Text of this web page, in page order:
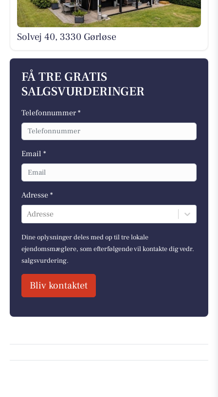
Solvej 40, 3330 Gørløse
FÅ TRE GRATIS
SALGSVURDERINGER
Telefonnummer *
Email *
Adresse *
Adresse
Dine oplysninger deles med op til tre lokale
ejendomsmæglere, som efterfølgende vil kontakte dig vedr.
salgsvurdering.
Bliv kontaktet